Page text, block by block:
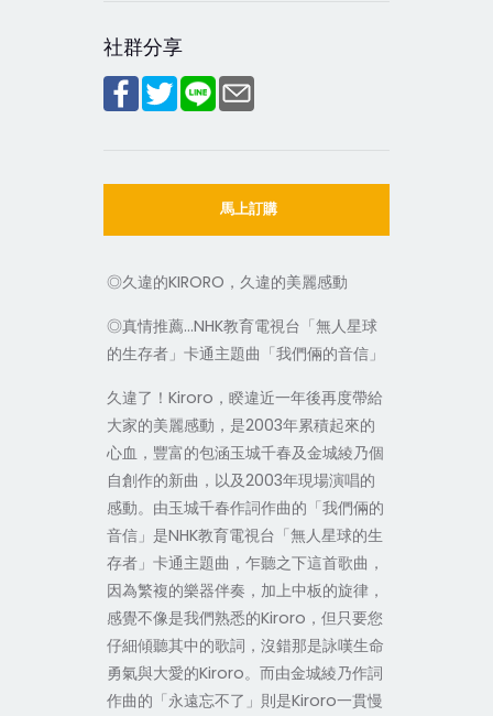
社群分享
馬上訂購
◎久違的KIRORO，久違的美麗感動
◎真情推薦…NHK教育電視台「無人星球
的生存者」卡通主題曲「我們倆的音信」
久違了！Kiroro，睽違近一年後再度帶給
大家的美麗感動，是2003年累積起來的
心血，豐富的包涵玉城千春及金城綾乃個
自創作的新曲，以及2003年現場演唱的
感動。由玉城千春作詞作曲的「我們倆的
音信」是NHK教育電視台「無人星球的生
存者」卡通主題曲，乍聽之下這首歌曲，
因為繁複的樂器伴奏，加上中板的旋律，
感覺不像是我們熟悉的Kiroro，但只要您
仔細傾聽其中的歌詞，沒錯那是詠嘆生命
勇氣與大愛的Kiroro。而由金城綾乃作詞
作曲的「永遠忘不了」則是Kiroro一貫慢